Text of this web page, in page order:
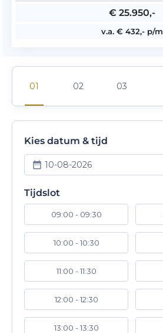
€ 25.950,-
v.a. € 432,- p/m
Kies datum & tijd
10-08-2026
Tijdslot
09:00 - 09:30
10:00 - 10:30
11:00 - 11:30
12:00 - 12:30
13:00 - 13:30